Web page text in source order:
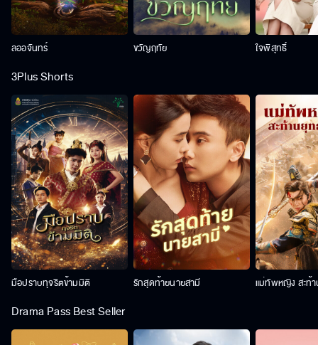
ลออจันทร์ ขวัญฤทัย ใจพิสุทธิ์
3Plus Shorts
มือปราบทุจริตข้ามมิติ รักสุดท้ายนายสามี แม่ทัพหญิง สะท้
Drama Pass Best Seller